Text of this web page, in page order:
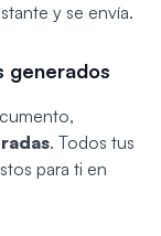
y se envía.
generados
. Todos tus
para ti en